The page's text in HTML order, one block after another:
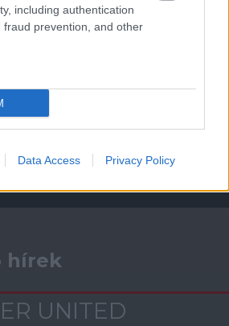
including authentication
fraud prevention, and other
Data Access Privacy Policy
adományoddal
hírek
UNITED